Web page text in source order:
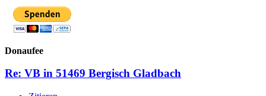
Donaufee
Re: VB in 51469 Bergisch Gladbach